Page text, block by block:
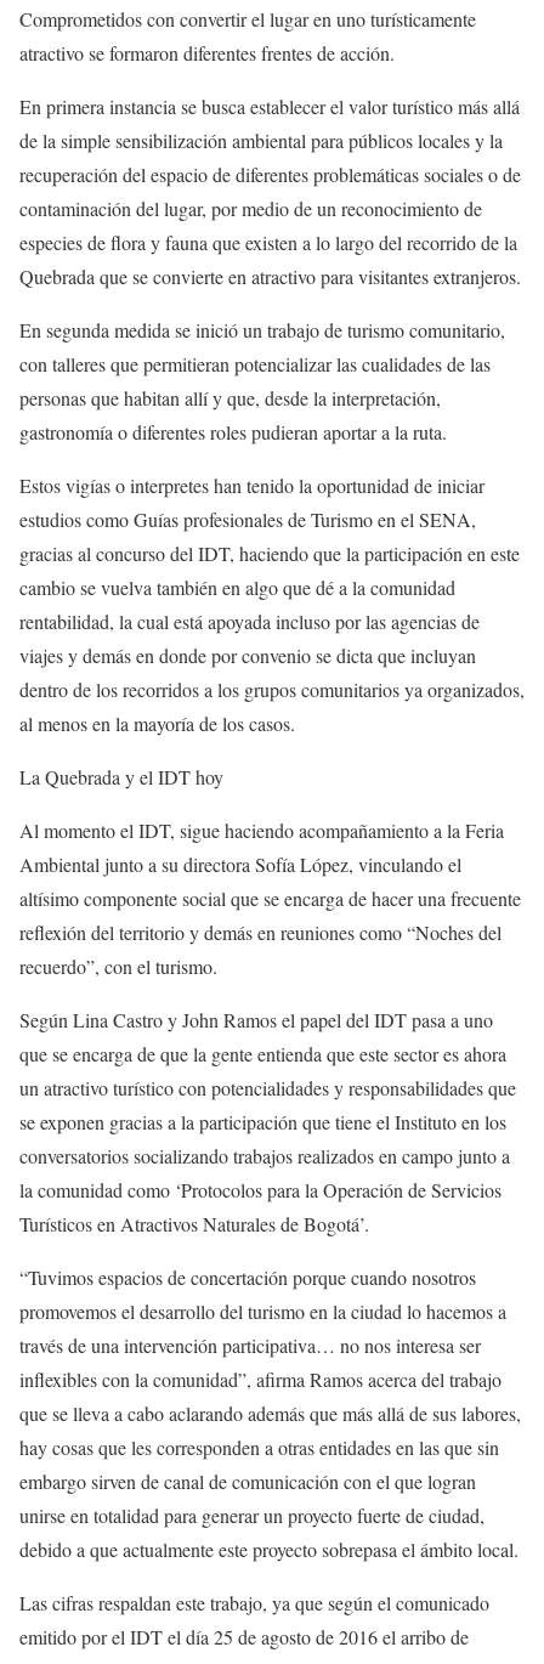
Comprometidos con convertir el lugar en uno turísticamente
atractivo se formaron diferentes frentes de acción.
En primera instancia se busca establecer el valor turístico más allá
de la simple sensibilización ambiental para públicos locales y la
recuperación del espacio de diferentes problemáticas sociales o de
contaminación del lugar, por medio de un reconocimiento de
especies de flora y fauna que existen a lo largo del recorrido de la
Quebrada que se convierte en atractivo para visitantes extranjeros.
En segunda medida se inició un trabajo de turismo comunitario,
con talleres que permitieran potencializar las cualidades de las
personas que habitan allí y que, desde la interpretación,
gastronomía o diferentes roles pudieran aportar a la ruta.
Estos vigías o interpretes han tenido la oportunidad de iniciar
estudios como Guías profesionales de Turismo en el SENA,
gracias al concurso del IDT, haciendo que la participación en este
cambio se vuelva también en algo que dé a la comunidad
rentabilidad, la cual está apoyada incluso por las agencias de
viajes y demás en donde por convenio se dicta que incluyan
dentro de los recorridos a los grupos comunitarios ya organizados,
al menos en la mayoría de los casos.
La Quebrada y el IDT hoy
Al momento el IDT, sigue haciendo acompañamiento a la Feria
Ambiental junto a su directora Sofía López, vinculando el
altísimo componente social que se encarga de hacer una frecuente
reflexión del territorio y demás en reuniones como “Noches del
recuerdo”, con el turismo.
Según Lina Castro y John Ramos el papel del IDT pasa a uno
que se encarga de que la gente entienda que este sector es ahora
un atractivo turístico con potencialidades y responsabilidades que
se exponen gracias a la participación que tiene el Instituto en los
conversatorios socializando trabajos realizados en campo junto a
la comunidad como ‘Protocolos para la Operación de Servicios
Turísticos en Atractivos Naturales de Bogotá’.
“Tuvimos espacios de concertación porque cuando nosotros
promovemos el desarrollo del turismo en la ciudad lo hacemos a
través de una intervención participativa… no nos interesa ser
inflexibles con la comunidad”, afirma Ramos acerca del trabajo
que se lleva a cabo aclarando además que más allá de sus labores,
hay cosas que les corresponden a otras entidades en las que sin
embargo sirven de canal de comunicación con el que logran
unirse en totalidad para generar un proyecto fuerte de ciudad,
debido a que actualmente este proyecto sobrepasa el ámbito local.
Las cifras respaldan este trabajo, ya que según el comunicado
emitido por el IDT el día 25 de agosto de 2016 el arribo de